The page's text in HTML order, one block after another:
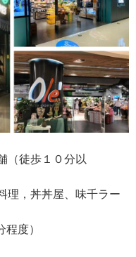
（徒歩１０分以
理，丼丼屋、味千ラー
程度）